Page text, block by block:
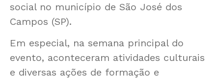
social no município de São José dos
Campos (SP).
Em especial, na semana principal do
evento, aconteceram atividades culturais
e diversas ações de formação e